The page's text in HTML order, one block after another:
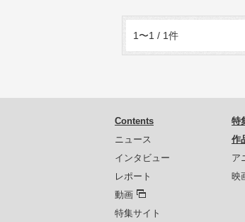
1〜1 / 1件
Contents
ニュース
インタビュー
レポート
動画
特集サイト
特
作
ア
映